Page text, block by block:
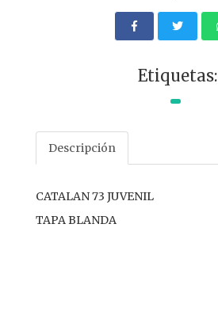
Etiquetas:
Descripción
CATALAN 73 JUVENIL
TAPA BLANDA